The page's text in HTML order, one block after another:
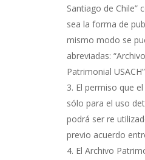
Santiago de Chile”
sea la forma de
mismo modo se
abreviadas:
Patrimonial
El permiso que
sólo para el uso
podrá ser re
previo acuerdo
El Archivo